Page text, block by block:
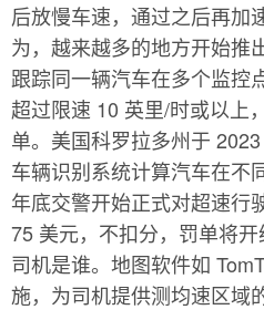
后放慢车速，通过之后再加
为，越来越多的地方开始推
跟踪同一辆汽车在多个监控
超过限速 10 英里/时或以上
单。美国科罗拉多州于
车辆识别系统计算汽车在不
年底交警开始正式对超速行
75 美元，不扣分，罚单将
司机是谁。地图软件如
施，为司机提供测均速区域